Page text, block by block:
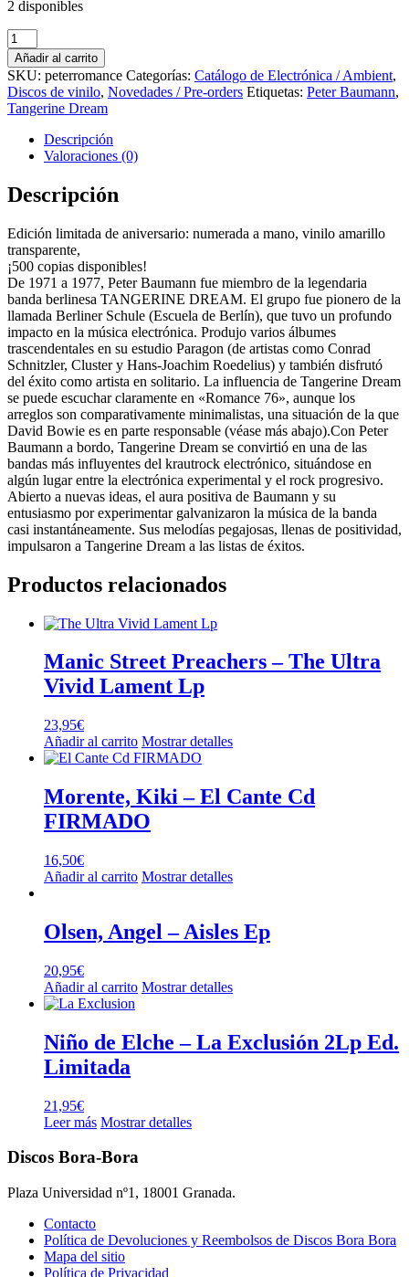
2 disponibles
Baumann,
Peter
-
Romance
76
Ed.
Limitada
numerada
50
Aniversario
amarillo
cantidad
Añadir al carrito
SKU: peterromance Categorías: Catálogo de Electrónica / Ambient,
Discos de vinilo, Novedades / Pre-orders Etiquetas: Peter Baumann,
Tangerine Dream
Descripción
Valoraciones (0)
Descripción
Edición limitada de aniversario: numerada a mano, vinilo amarillo
transparente,
¡500 copias disponibles!
De 1971 a 1977, Peter Baumann fue miembro de la legendaria
banda berlinesa TANGERINE DREAM. El grupo fue pionero de la
llamada Berliner Schule (Escuela de Berlín), que tuvo un profundo
impacto en la música electrónica. Produjo varios álbumes
trascendentales en su estudio Paragon (de artistas como Conrad
Schnitzler, Cluster y Hans-Joachim Roedelius) y también disfrutó
del éxito como artista en solitario. La influencia de Tangerine Dream
se puede escuchar claramente en «Romance 76», aunque los
arreglos son comparativamente minimalistas, una situación de la que
David Bowie es en parte responsable (véase más abajo).Con Peter
Baumann a bordo, Tangerine Dream se convirtió en una de las
bandas más influyentes del krautrock electrónico, situándose en
algún lugar entre la electrónica experimental y el rock progresivo.
Abierto a nuevas ideas, el aura positiva de Baumann y su
entusiasmo por experimentar galvanizaron la música de la banda
casi instantáneamente. Sus melodías pegajosas, llenas de positividad,
impulsaron a Tangerine Dream a las listas de éxitos.
Productos relacionados
Manic Street Preachers – The Ultra
Vivid Lament Lp
23,95€
Añadir al carrito Mostrar detalles
Morente, Kiki – El Cante Cd
FIRMADO
16,50€
Añadir al carrito Mostrar detalles
Olsen, Angel – Aisles Ep
20,95€
Añadir al carrito Mostrar detalles
Niño de Elche – La Exclusión 2Lp Ed.
Limitada
21,95€
Leer más Mostrar detalles
Discos Bora-Bora
Plaza Universidad nº1, 18001 Granada.
Contacto
Política de Devoluciones y Reembolsos de Discos Bora Bora
Mapa del sitio
Política de Privacidad